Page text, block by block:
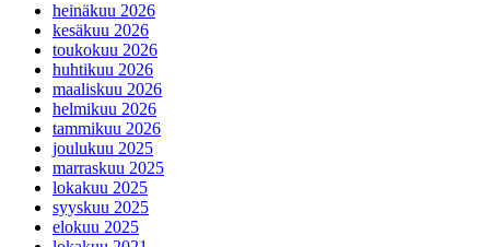
heinäkuu 2026
kesäkuu 2026
toukokuu 2026
huhtikuu 2026
maaliskuu 2026
helmikuu 2026
tammikuu 2026
joulukuu 2025
marraskuu 2025
lokakuu 2025
syyskuu 2025
elokuu 2025